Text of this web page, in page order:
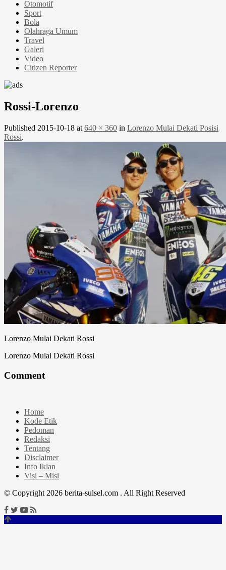
Otomotif
Sport
Bola
Olahraga Umum
Travel
Galeri
Video
Citizen Reporter
Rossi-Lorenzo
Published 2015-10-18 at 640 × 360 in Lorenzo Mulai Dekati Posisi
Rossi.
Lorenzo Mulai Dekati Rossi
Lorenzo Mulai Dekati Rossi
Comment
Home
Kode Etik
Pedoman
Redaksi
Tentang
Disclaimer
Info Iklan
Visi – Misi
© Copyright 2026 berita-sulsel.com . All Right Reserved